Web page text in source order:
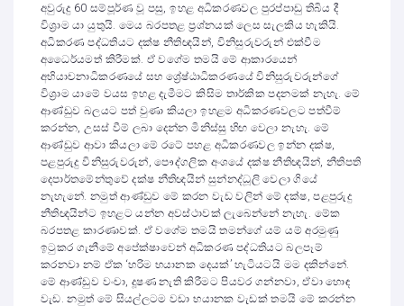
අවුරුදු 60 සම්පූර්ණ වූ පසු, ඉහළ අධිකරණවල පුරප්පාඩු තිබිය දී
විශ්‍රාම යා යුතුයි. මෙය බරපතළ ප්‍රශ්නයක් ලෙස සැලකිය හැකියි.
අධිකරණ පද්ධතියට දක්ෂ නීතිඥයින්, විනිසුරුවරුන් එක්වීම
අධෛර්යමත් කිරීමක්. ඒ වගේම තමයි මේ ආකාරයෙන්
අභියාචනාධිකරණයේ සහ ශ්‍රේෂ්ඨාධිකරණයේ විනිසුරුවරුන්ගේ
විශ්‍රාම යාමේ වයස ඉහළ දැමීමට කිසිම තාර්කික පදනමක් නැහැ. මේ
ආණ්ඩුව බලයට පත් වුණා කියලා ඉහළම අධිකරණවලට පත්වීම්
කරන්න, උසස් වීම් ලබා දෙන්න මිනිස්සු හිඟ වෙලා නැහැ. මේ
ආණ්ඩුව ආවා කියලා මේ රටේ පහළ අධිකරණවල ඉන්න දක්ෂ,
පළපුරුදු විනිසුරුවරුන්, පෞද්ගලික අංශයේ දක්ෂ නීතිඥයින්, නීතිපති
දෙපාර්තමේන්තුවේ දක්ෂ නීතිඥයින් සුන්නද්ධූලි වෙලා ගියේ
නැහැනේ. නමුත් ආණ්ඩුව මේ කරන වැඩ වලින් මේ දක්ෂ, පළපුරුදු
නීතිඥයින්ට ඉහළට යන්න අවස්ථාවක් ලැබෙන්නේ නැහැ. මේක
බරපතළ කාරණාවක්. ඒ වගේම තමයි තමන්ගේ යම් යම් අරමුණු
ඉටුකර ගැනීමේ අපේක්ෂාවෙන් අධිකරණ පද්ධතියට බලපෑම්
කරනවා නම් ඒක ‘හරිම භයානක දෙයක්’ හැටියටයි මම දකින්නේ.
මේ ආණ්ඩුව වංචා, දූෂණ නැති කිරීමට පියවර ගන්නවා, ඒවා හොඳ
වැඩ. නමුත් මේ සියල්ලටම වඩා භයානක වැඩක් තමයි මේ කරන්න